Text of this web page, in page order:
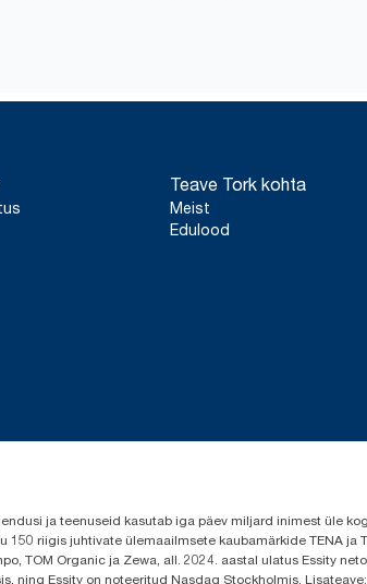
Teave Tork kohta
Meist
Edulood
ja teenuseid kasutab iga päev miljard inimest üle
riigis juhtivate ülemaailmsete kaubamärkide TENA ja
TOM Organic ja Zewa, all. 2024. aastal ulatus Essity
ning Essity on noteeritud Nasdaq Stockholmis.